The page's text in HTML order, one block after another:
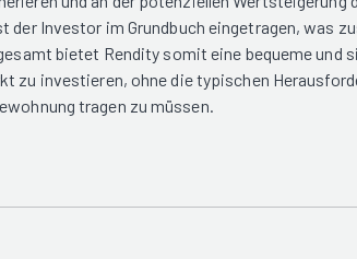
der Investor im Grundbuch eingetragen, was
bietet Rendity somit eine bequeme und
zu investieren, ohne die typischen
tragen zu müssen.